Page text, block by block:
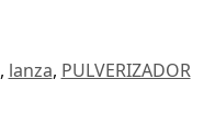
, lanza, PULVERIZADOR